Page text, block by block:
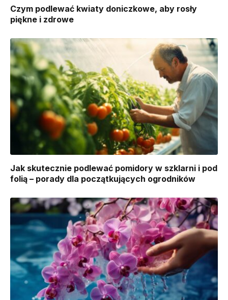
Czym podlewać kwiaty doniczkowe, aby rosły
piękne i zdrowe
Jak skutecznie podlewać pomidory w szklarni i pod
folią – porady dla początkujących ogrodników